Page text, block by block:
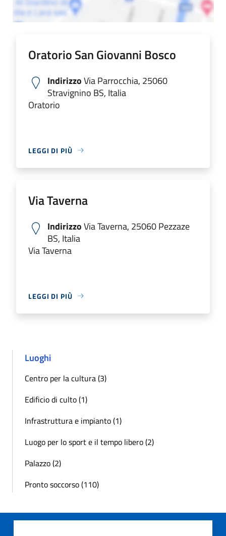
Oratorio San Giovanni Bosco
IndirizzoVia Parrocchia, 25060
Stravignino BS, Italia
Oratorio
LEGGI DI PIÙ
Via Taverna
IndirizzoVia Taverna, 25060 Pezzaze
BS, Italia
Via Taverna
LEGGI DI PIÙ
Luoghi
Centro per la cultura (3)
Edificio di culto (1)
Infrastruttura e impianto (1)
Luogo per lo sport e il tempo libero (2)
Palazzo (2)
Pronto soccorso (110)